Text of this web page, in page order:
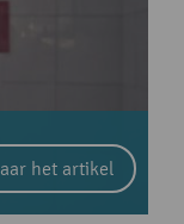
het artikel